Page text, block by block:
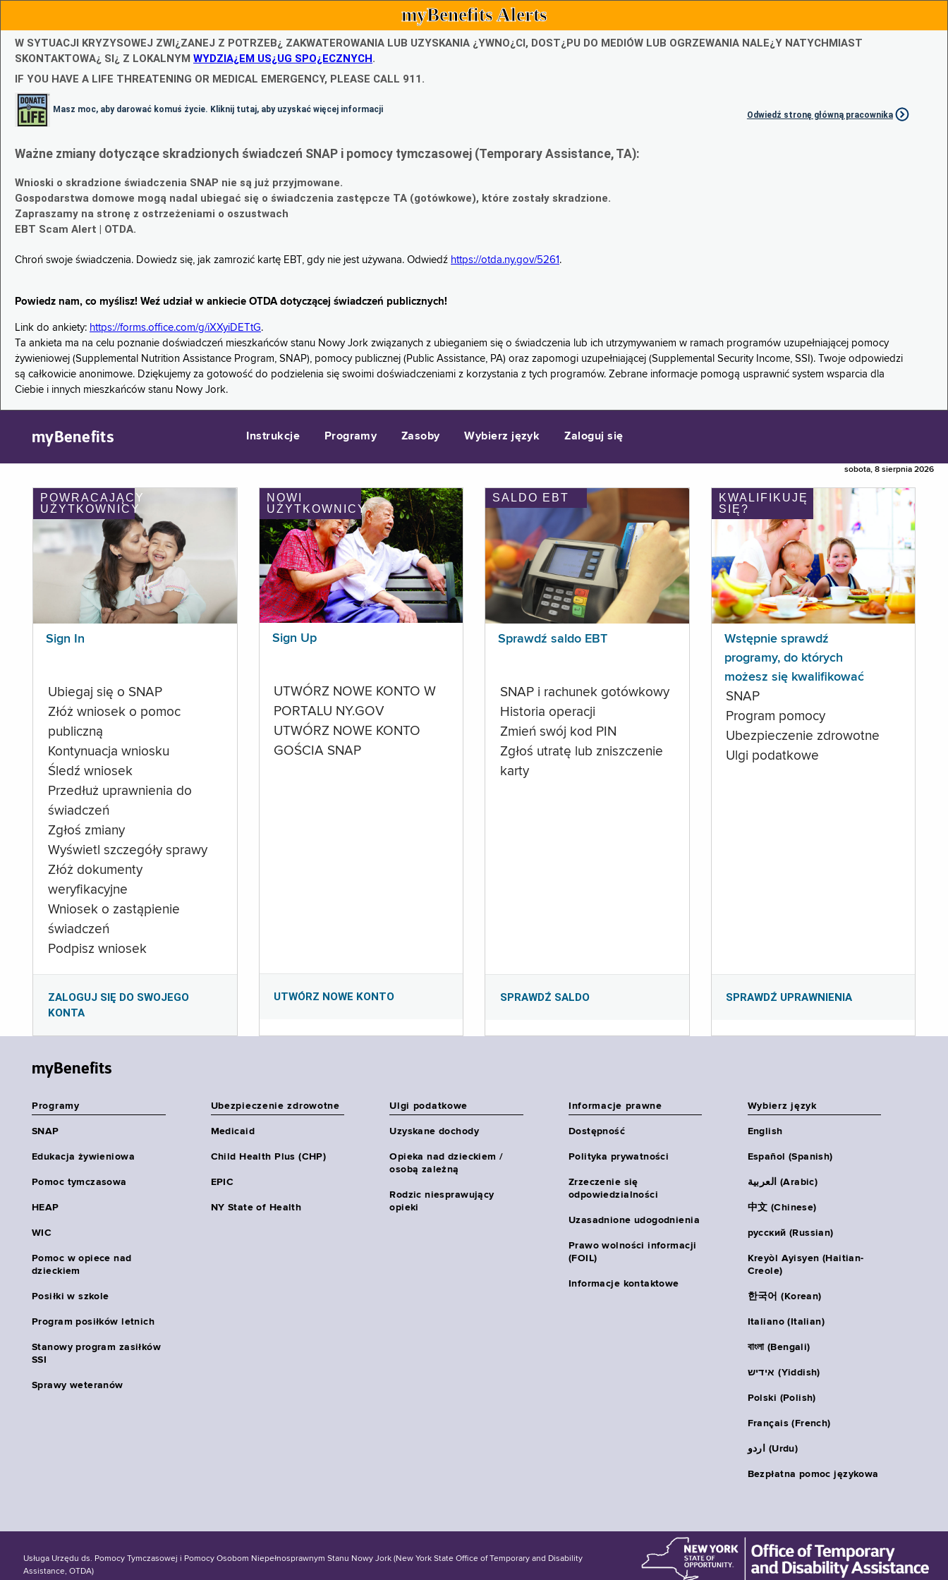
myBenefits Alerts
W SYTUACJI KRYZYSOWEJ ZWI¿ZANEJ Z POTRZEB¿ ZAKWATEROWANIA LUB UZYSKANIA ¿YWNO¿CI, DOST¿PU DO MEDIÓW LUB OGRZEWANIA NALE¿Y NATYCHMIAST
SKONTAKTOWA¿ SI¿ Z LOKALNYM WYDZIA¿EM US¿UG SPO¿ECZNYCH.
IF YOU HAVE A LIFE THREATENING OR MEDICAL EMERGENCY, PLEASE CALL 911.
Masz moc, aby darować komuś życie. Kliknij tutaj, aby uzyskać więcej informacji
Odwiedź stronę główną pracownika
Ważne zmiany dotyczące skradzionych świadczeń SNAP i pomocy tymczasowej (Temporary Assistance, TA):
Wnioski o skradzione świadczenia SNAP nie są już przyjmowane.
Gospodarstwa domowe mogą nadal ubiegać się o świadczenia zastępcze TA (gotówkowe), które zostały skradzione.
Zapraszamy na stronę z ostrzeżeniami o oszustwach
EBT Scam Alert | OTDA.
Chroń swoje świadczenia. Dowiedz się, jak zamrozić kartę EBT, gdy nie jest używana. Odwiedź https://otda.ny.gov/5261 .
Powiedz nam, co myślisz! Weź udział w ankiecie OTDA dotyczącej świadczeń publicznych!
Link do ankiety: https://forms.office.com/g/iXXyiDETtG.
Ta ankieta ma na celu poznanie doświadczeń mieszkańców stanu Nowy Jork związanych z ubieganiem się o świadczenia lub ich utrzymywaniem w ramach programów uzupełniającej pomocy
żywieniowej (Supplemental Nutrition Assistance Program, SNAP), pomocy publicznej (Public Assistance, PA) oraz zapomogi uzupełniającej (Supplemental Security Income, SSI). Twoje odpowiedzi
są całkowicie anonimowe. Dziękujemy za gotowość do podzielenia się swoimi doświadczeniami z korzystania z tych programów. Zebrane informacje pomogą usprawnić system wsparcia dla
Ciebie i innych mieszkańców stanu Nowy Jork.
myBenefits Instrukcje Programy Zasoby Wybierz język Zaloguj się
sobota, 8 sierpnia 2026
POWRACAJĄCY
UŻYTKOWNICY
Sign In
Ubiegaj się o SNAP
Złóż wniosek o pomoc
publiczną
Kontynuacja wniosku
Śledź wniosek
Przedłuż uprawnienia do
świadczeń
Zgłoś zmiany
Wyświetl szczegóły sprawy
Złóż dokumenty
weryfikacyjne
Wniosek o zastąpienie
świadczeń
Podpisz wniosek
ZALOGUJ SIĘ DO SWOJEGO
KONTA
NOWI
UŻYTKOWNICY
Sign Up
UTWÓRZ NOWE KONTO W
PORTALU NY.GOV
UTWÓRZ NOWE KONTO
GOŚCIA SNAP
UTWÓRZ NOWE KONTO
SALDO EBT
Sprawdź saldo EBT
SNAP i rachunek gotówkowy
Historia operacji
Zmień swój kod PIN
Zgłoś utratę lub zniszczenie
karty
SPRAWDŹ SALDO
KWALIFIKUJĘ
SIĘ?
Wstępnie sprawdź
programy, do których
możesz się kwalifikować
SNAP
Program pomocy
Ubezpieczenie zdrowotne
Ulgi podatkowe
SPRAWDŹ UPRAWNIENIA
myBenefits
Programy
SNAP
Edukacja żywieniowa
Pomoc tymczasowa
HEAP
WIC
Pomoc w opiece nad
dzieckiem
Posiłki w szkole
Program posiłków letnich
Stanowy program zasiłków
SSI
Sprawy weteranów
Ubezpieczenie zdrowotne
Medicaid
Child Health Plus (CHP)
EPIC
NY State of Health
Ulgi podatkowe
Uzyskane dochody
Opieka nad dzieckiem /
osobą zależną
Rodzic niesprawujący
opieki
Informacje prawne
Dostępność
Polityka prywatności
Zrzeczenie się
odpowiedzialności
Uzasadnione udogodnienia
Prawo wolności informacji
(FOIL)
Informacje kontaktowe
Wybierz język
English
Español (Spanish)
العربية (Arabic)
中文 (Chinese)
русский (Russian)
Kreyòl Ayisyen (Haitian-
Creole)
한국어 (Korean)
Italiano (Italian)
বাংলা (Bengali)
אידיש (Yiddish)
Polski (Polish)
Français (French)
اردو (Urdu)
Bezpłatna pomoc językowa
Usługa Urzędu ds. Pomocy Tymczasowej i Pomocy Osobom Niepełnosprawnym Stanu Nowy Jork (New York State Office of Temporary and Disability
Assistance, OTDA)